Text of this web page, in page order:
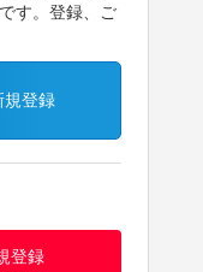
す。登録、ご
規登録
登録